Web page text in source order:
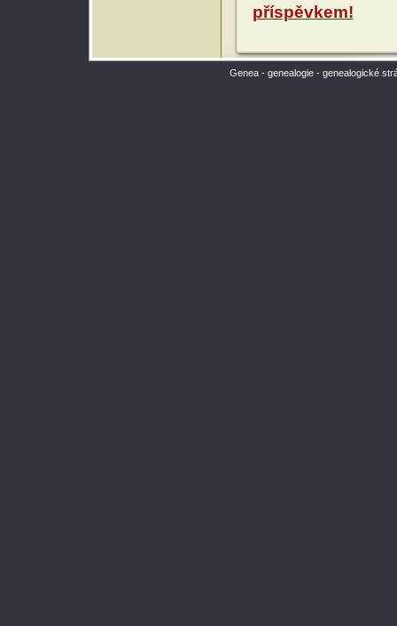
příspěvkem!
Genea - genealogie - genealogické